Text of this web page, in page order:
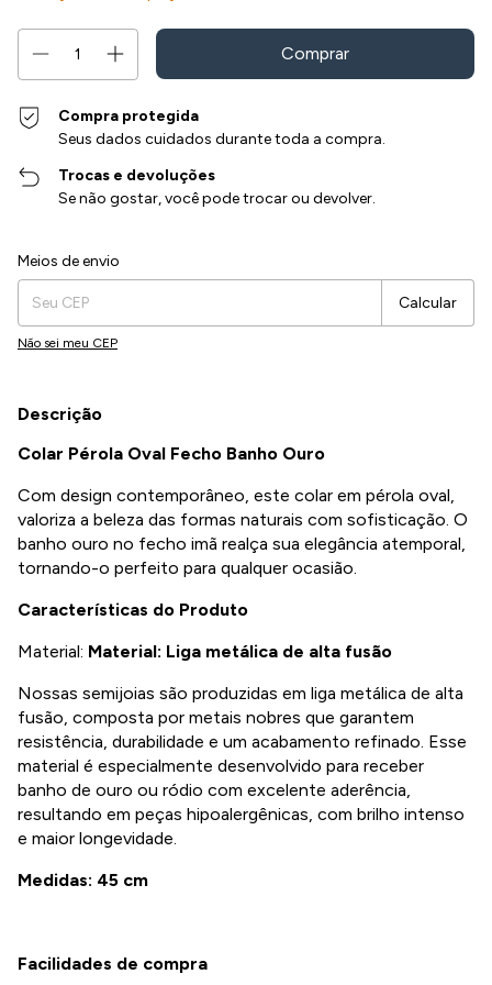
Compra protegida
Seus dados cuidados durante toda a compra.
Trocas e devoluções
Se não gostar, você pode trocar ou devolver.
Entregas para o CEP:
Meios de envio
Calcular
Não sei meu CEP
Descrição
Colar Pérola Oval Fecho Banho Ouro
Com design contemporâneo, este colar em pérola oval,
valoriza a beleza das formas naturais com sofisticação. O
banho ouro no fecho imã realça sua elegância atemporal,
tornando-o perfeito para qualquer ocasião.
Características do Produto
Material: Material: Liga metálica de alta fusão
Nossas semijoias são produzidas em liga metálica de alta
fusão, composta por metais nobres que garantem
resistência, durabilidade e um acabamento refinado. Esse
material é especialmente desenvolvido para receber
banho de ouro ou ródio com excelente aderência,
resultando em peças hipoalergênicas, com brilho intenso
e maior longevidade.
Medidas: 45 cm
Facilidades de compra